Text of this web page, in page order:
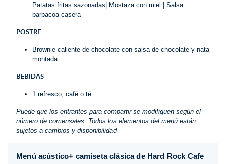
Patatas fritas sazonadas| Mostaza con miel | Salsa
barbacoa casera
POSTRE
Brownie caliente de chocolate con salsa de chocolate y nata
montada.
BEBIDAS
1 refresco, café o té
Puede que los entrantes para compartir se modifiquen según el
número de comensales. Todos los elementos del menú están
sujetos a cambios y disponibilidad
Menú acústico+ camiseta clásica de Hard Rock Cafe